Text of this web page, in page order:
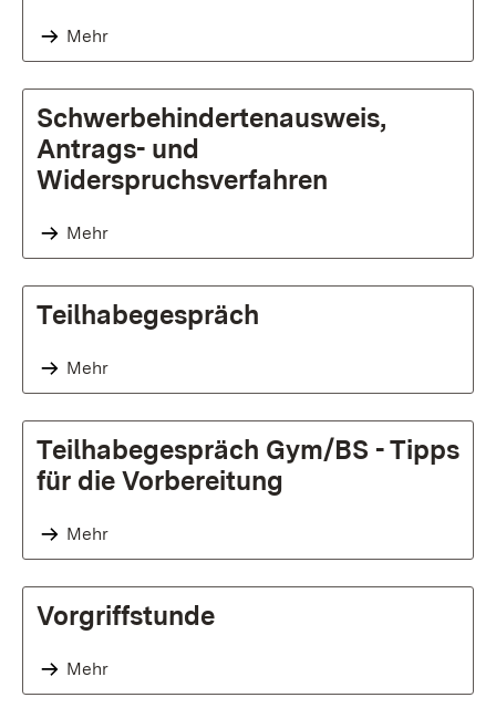
Mehr
Schwerbehindertenausweis,
Antrags- und
Widerspruchsverfahren
Mehr
Teilhabegespräch
Mehr
Teilhabegespräch Gym/BS - Tipps
für die Vorbereitung
Mehr
Vorgriffstunde
Mehr